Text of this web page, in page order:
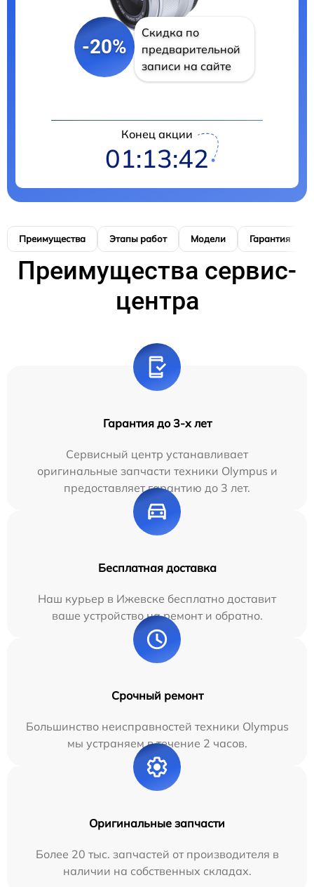
-20%
Скидка по
предварительной
записи на сайте
Конец акции
01:13:41
Преимущества Этапы работ Модели Гарантия
Преимущества сервис-
центра
Гарантия до 3-х лет
Сервисный центр устанавливает
оригинальные запчасти техники Olympus и
предоставляет гарантию до 3 лет.
Бесплатная доставка
Наш курьер в Ижевске бесплатно доставит
ваше устройство на ремонт и обратно.
Срочный ремонт
Большинство неисправностей техники Olympus
мы устраняем в течение 2 часов.
Оригинальные запчасти
Более 20 тыс. запчастей от производителя в
наличии на собственных складах.